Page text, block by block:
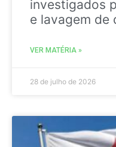
investigados
e lavagem de
VER MATÉRIA »
28 de julho de 2026